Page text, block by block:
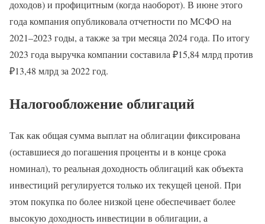
доходов) и профицитным (когда наоборот). В июне этого
года компания опубликовала отчетности по МСФО на
2021–2023 годы, а также за три месяца 2024 года. По итогу
2023 года выручка компании составила ₽15,84 млрд против
₽13,48 млрд за 2022 год.
Налогообложение облигаций
Так как общая сумма выплат на облигации фиксирована
(оставшиеся до погашения проценты и в конце срока
номинал), то реальная доходность облигаций как объекта
инвестиций регулируется только их текущей ценой. При
этом покупка по более низкой цене обеспечивает более
высокую доходность инвестиции в облигации, а